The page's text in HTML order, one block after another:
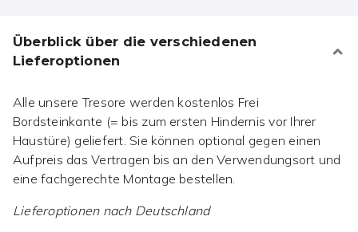
Überblick über die verschiedenen
Lieferoptionen
Alle unsere Tresore werden kostenlos Frei
Bordsteinkante (= bis zum ersten Hindernis vor Ihrer
Haustüre) geliefert. Sie können optional gegen einen
Aufpreis das Vertragen bis an den Verwendungsort und
eine fachgerechte Montage bestellen.
Lieferoptionen nach Deutschland